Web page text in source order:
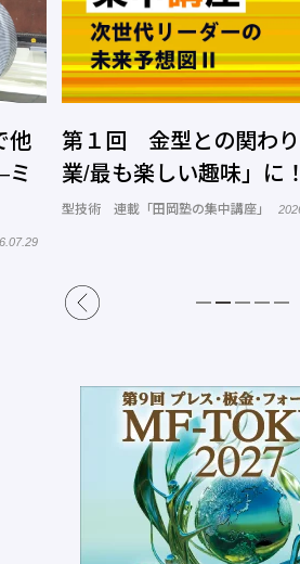
生
「宇宙で使える金型」
目指し、企業間連携を
ド工業